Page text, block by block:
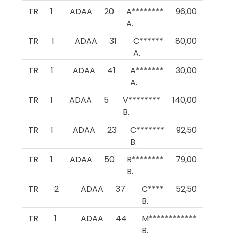
TR 1 ADAA 20
A********
A.
96,00
TR 1 ADAA 31
C******
A.
80,00
TR 1 ADAA 41
A*******
A.
30,00
TR 1 ADAA 5
V********
B.
140,00
TR 1 ADAA 23
C*******
B.
92,50
TR 1 ADAA 50
R********
B.
79,00
TR 2 ADAA 37
C****
B.
52,50
TR 1 ADAA 44
M************
B.